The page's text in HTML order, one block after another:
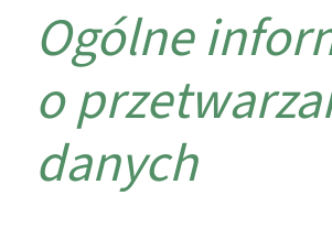
Ogólne
o
danych